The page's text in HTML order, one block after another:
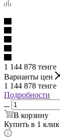
1 144 878 тенге
Варианты цен
1 144 878 тенге
Подробности
В корзину
Купить в 1 клик